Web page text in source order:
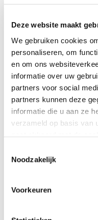
Deze website maakt
We gebruiken cookies
personaliseren, om
en om ons
informatie over uw
partners voor social
partners kunnen deze
informatie die u aan ze
verzameld op basis van
Noodzakelijk
Voorkeuren
Museum Weesp bestaat 50
doet het museum met een
voor de stad’, die een
schenkingen. De
over het museum, maar ook
Want Weesp is zoveel meer
Expositie EverGlaze door
Een vernieuwende
debuut van de jonge en